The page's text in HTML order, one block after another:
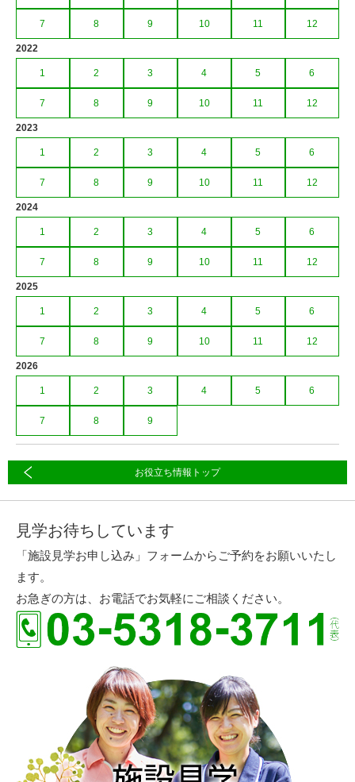
7 8 9 10 11 12
2022
1 2 3 4 5 6
7 8 9 10 11 12
2023
1 2 3 4 5 6
7 8 9 10 11 12
2024
1 2 3 4 5 6
7 8 9 10 11 12
2025
1 2 3 4 5 6
7 8 9 10 11 12
2026
1 2 3 4 5 6
7 8 9
お役立ち情報トップ
見学お待ちしています
「施設見学お申し込み」フォームからご予約をお願いいたし
ます。
お急ぎの方は、お電話でお気軽にご相談ください。